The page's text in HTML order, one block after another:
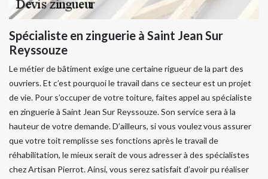
Spécialiste en zinguerie à Saint Jean Sur
Reyssouze
Le métier de bâtiment exige une certaine rigueur de la part des
ouvriers. Et c’est pourquoi le travail dans ce secteur est un projet
de vie. Pour s’occuper de votre toiture, faites appel au spécialiste
en zinguerie à Saint Jean Sur Reyssouze. Son service sera à la
hauteur de votre demande. D’ailleurs, si vous voulez vous assurer
que votre toit remplisse ses fonctions après le travail de
réhabilitation, le mieux serait de vous adresser à des spécialistes
chez Artisan Pierrot. Ainsi, vous serez satisfait d’avoir pu réaliser